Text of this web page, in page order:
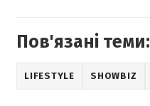
Пов'язані теми:
LIFESTYLE SHOWBIZ